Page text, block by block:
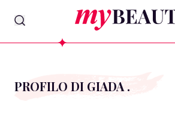
myBeauty
PROFILO DI GIADA .